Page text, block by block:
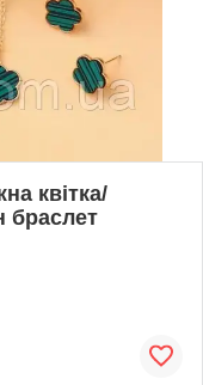
квітка/
браслет